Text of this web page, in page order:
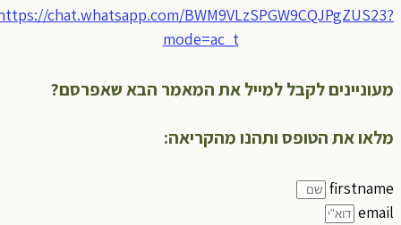
https://chat.whatsapp.com/BWM9VLzSPGW9CQJPgZUS23?
mode=ac_t
מעוניינים לקבל למייל את המאמר הבא שאפרסם?
מלאו את הטופס ותהנו מהקריאה:
firstname
email